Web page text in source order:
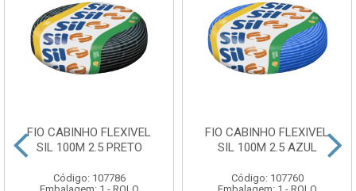
FIO CABINHO FLEXIVEL
SIL 100M 2.5 PRETO
Código: 107786
FIO CABINHO FLEXIVEL
SIL 100M 2.5 AZUL
Código: 107760